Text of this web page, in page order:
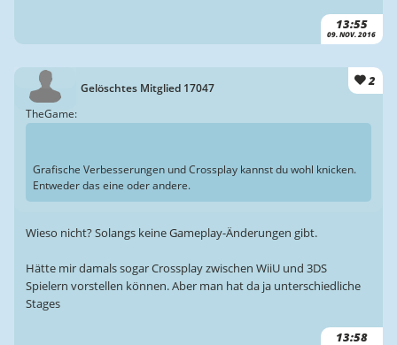
13:55
09. NOV. 2016
Gelöschtes Mitglied 17047 2
13:58
TheGame:
Grafische Verbesserungen und Crossplay kannst du wohl knicken.
Entweder das eine oder andere.
Wieso nicht? Solangs keine Gameplay-Änderungen gibt.
Hätte mir damals sogar Crossplay zwischen WiiU und 3DS
Spielern vorstellen können. Aber man hat da ja unterschiedliche
Stages